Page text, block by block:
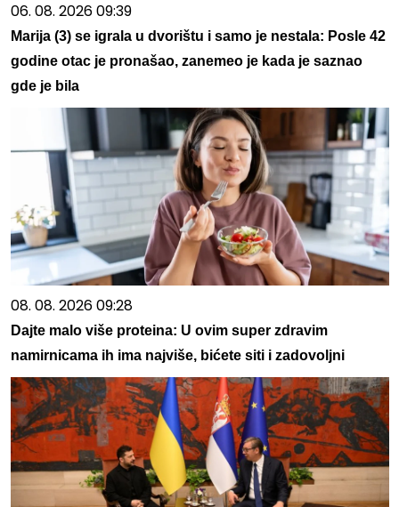
06. 08. 2026 09:39
Marija (3) se igrala u dvorištu i samo je nestala: Posle 42
godine otac je pronašao, zanemeo je kada je saznao
gde je bila
08. 08. 2026 09:28
Dajte malo više proteina: U ovim super zdravim
namirnicama ih ima najviše, bićete siti i zadovoljni